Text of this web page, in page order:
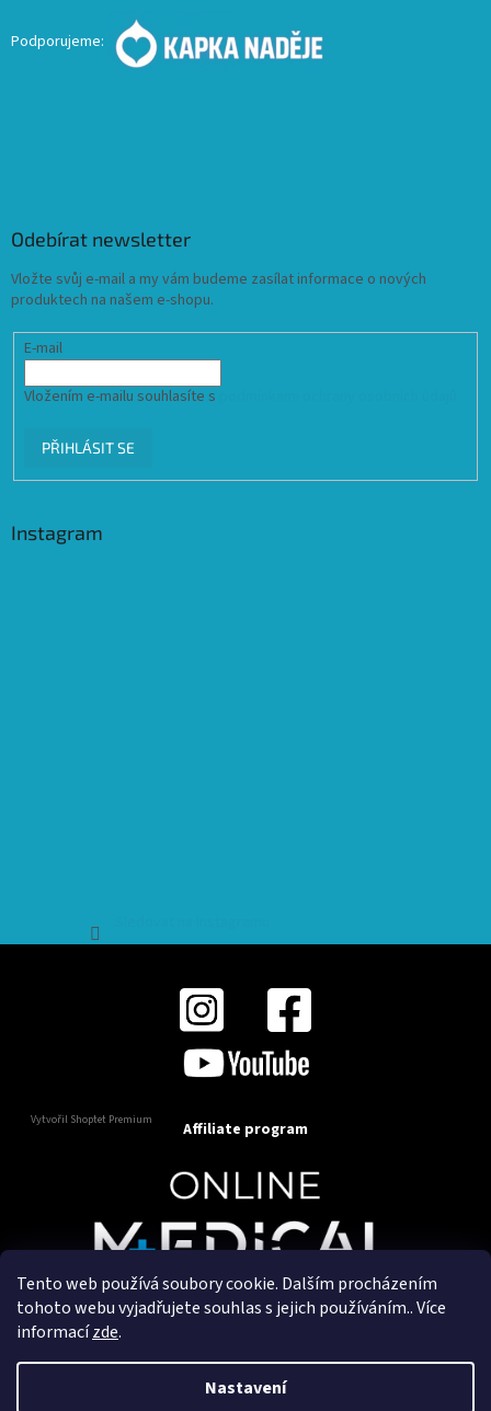
Tento web používá soubory cookie. Dalším procházením
tohoto webu vyjadřujete souhlas s jejich používáním.. Více
informacízde.
Nastavení
Podporujeme:
Odebírat newsletter
Vložte svůj e-mail a my vám budeme zasílat informace o nových
produktech na našem e-shopu.
E-mail
Vložením e-mailu souhlasíte s
PŘIHLÁSIT SE
Instagram
Vytvořil Shoptet Premium Affiliate program
Copyright 2025OnlineMedical.cz. Všechna práva
Vytvořil a marketingově zajišťuje